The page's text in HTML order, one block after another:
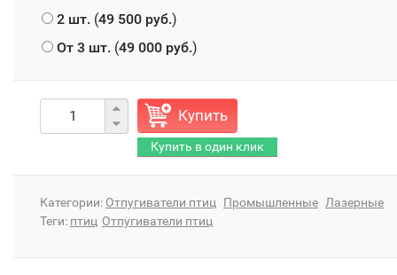
2 шт. (49 500 руб.)
От 3 шт. (49 000 руб.)
Купить
Категории: Отпугиватели птиц Промышленные Лазерные
Теги: птиц Отпугиватели птиц